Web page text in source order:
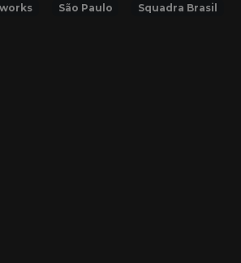
São Paulo Squadra Brasil